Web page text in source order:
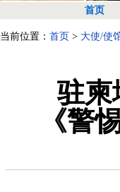
首页
当前位置： 首页 > 大使/使
驻柬
《警